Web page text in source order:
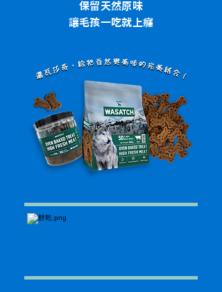
保留天然原味
讓毛孩一吃就上癮